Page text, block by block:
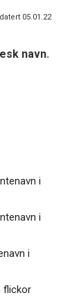
05.01.22
navn.
i
i
i
flickor